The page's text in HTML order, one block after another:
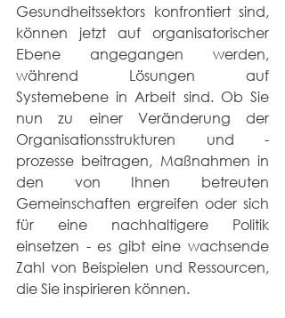
Gesundheitssektors konfrontiert sind,
können jetzt auf organisatorischer
Ebene angegangen werden,
während Lösungen auf
Systemebene in Arbeit sind. Ob Sie
nun zu einer Veränderung der
Organisationsstrukturen und -
prozesse beitragen, Maßnahmen in
den von Ihnen betreuten
Gemeinschaften ergreifen oder sich
für eine nachhaltigere Politik
einsetzen - es gibt eine wachsende
Zahl von Beispielen und Ressourcen,
die Sie inspirieren können.